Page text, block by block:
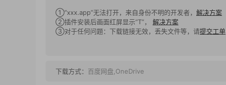
①“xxx.app”无法打开，来自身份不明的开发者， 解决方案
②插件安装后画面红屏显示“T”， 解决方案
③对于任何问题：下载链接无效，丢失文件等，请提交工单
下载方式： 百度网盘,OneDrive